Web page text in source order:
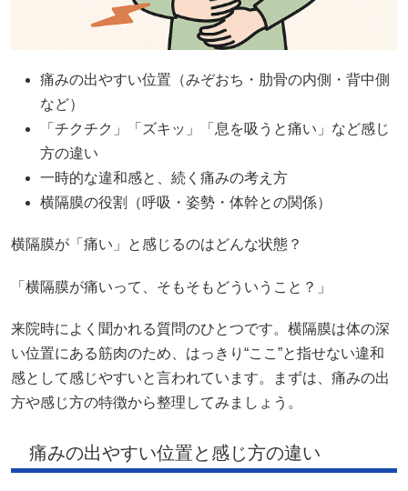
痛みの出やすい位置（みぞおち・肋骨の内側・背中側
など）
「チクチク」「ズキッ」「息を吸うと痛い」など感じ
方の違い
一時的な違和感と、続く痛みの考え方
横隔膜の役割（呼吸・姿勢・体幹との関係）
横隔膜が「痛い」と感じるのはどんな状態？
「横隔膜が痛いって、そもそもどういうこと？」
来院時によく聞かれる質問のひとつです。横隔膜は体の深
い位置にある筋肉のため、はっきり“ここ”と指せない違和
感として感じやすいと言われています。まずは、痛みの出
方や感じ方の特徴から整理してみましょう。
痛みの出やすい位置と感じ方の違い